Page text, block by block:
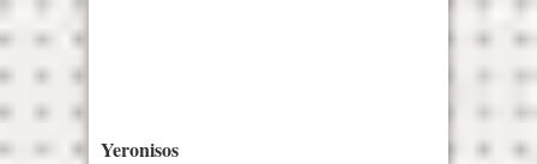
Yeronisos